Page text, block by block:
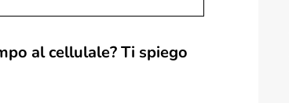
al cellulale? Ti spiego